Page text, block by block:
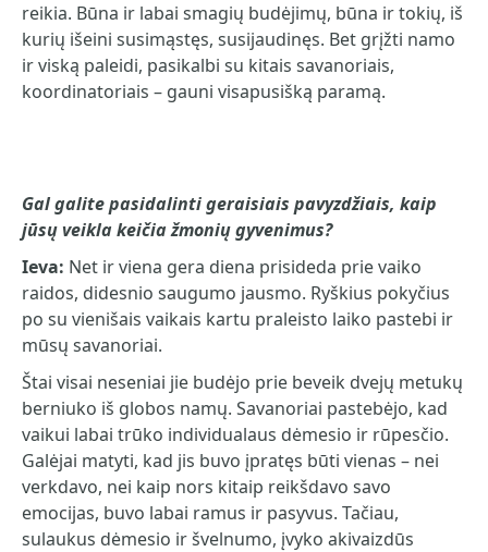
reikia. Būna ir labai smagių budėjimų, būna ir tokių, iš
kurių išeini susimąstęs, susijaudinęs. Bet grįžti namo
ir viską paleidi, pasikalbi su kitais savanoriais,
koordinatoriais – gauni visapusišką paramą.
Gal galite pasidalinti geraisiais pavyzdžiais, kaip
jūsų veikla keičia žmonių gyvenimus?
Ieva: Net ir viena gera diena prisideda prie vaiko
raidos, didesnio saugumo jausmo. Ryškius pokyčius
po su vienišais vaikais kartu praleisto laiko pastebi ir
mūsų savanoriai.
Štai visai neseniai jie budėjo prie beveik dvejų metukų
berniuko iš globos namų. Savanoriai pastebėjo, kad
vaikui labai trūko individualaus dėmesio ir rūpesčio.
Galėjai matyti, kad jis buvo įpratęs būti vienas – nei
verkdavo, nei kaip nors kitaip reikšdavo savo
emocijas, buvo labai ramus ir pasyvus. Tačiau,
sulaukus dėmesio ir švelnumo, įvyko akivaizdūs